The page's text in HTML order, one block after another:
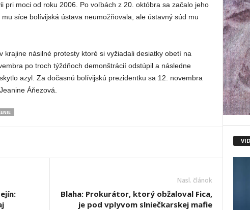
pri moci od roku 2006. Po voľbách z 20. októbra sa začalo jeho
síce bolívijská ústava neumožňovala, ale ústavný súd mu
krajine násilné protesty ktoré si vyžiadali desiatky obetí na
po troch týždňoch demonštrácií odstúpil a následne
azyl. Za dočasnú bolívijskú prezidentku sa 12. novembra
Áňezová.
Nasl. článok
Blaha: Prokurátor, ktorý obžaloval Fica,
je pod vplyvom slniečkarskej mafie